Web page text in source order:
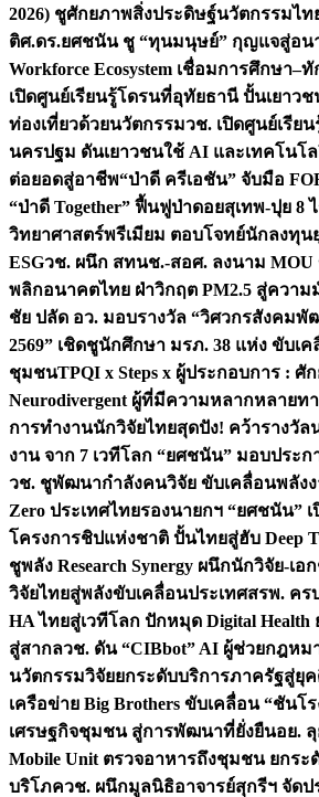
2026) ชูศักยภาพสิ่งประดิษฐ์นวัตกรรมไท
ติศ.ดร.ยศชนัน ชู “ทุนมนุษย์” กุญแจสู่อนา
Workforce Ecosystem เชื่อมการศึกษา–
เปิดศูนย์เรียนรู้โดรนที่อุทัยธานี ปั้นเยาว
ท่องเที่ยวด้วยนวัตกรรมวช. เปิดศูนย์เรีย
นครปฐม ดันเยาวชนใช้ AI และเทคโนโ
ต่อยอดสู่อาชีพ“ป่าดี ครีเอชัน” จับมือ
“ป่าดี Together” ฟื้นฟูป่าดอยสุเทพ-ปุย 8
วิทยาศาสตร์พรีเมียม ตอบโจทย์นักลงทุน
ESGวช. ผนึก สทนช.-สอศ. ลงนาม MOU
พลิกอนาคตไทย ฝ่าวิกฤต PM2.5 สู่ความ
ชัย ปลัด อว. มอบรางวัล “วิศวกรสังคม
2569” เชิดชูนักศึกษา มรภ. 38 แห่ง ขับ
ชุมชนTPQI x Steps x ผู้ประกอบการ : ศั
Neurodivergent ผู้ที่มีความหลากหลายท
การทำงานนักวิจัยไทยสุดปัง! คว้ารางวัล
งาน จาก 7 เวทีโลก “ยศชนัน” มอบประก
วช. ชูพัฒนากำลังคนวิจัย ขับเคลื่อนพลังง
Zero ประเทศไทยรองนายกฯ “ยศชนัน” เ
โครงการชิปแห่งชาติ ปั้นไทยสู่ฮับ Deep
ชูพลัง Research Synergy ผนึกนักวิจัย-เ
วิจัยไทยสู่พลังขับเคลื่อนประเทศสรพ. คร
HA ไทยสู่เวทีโลก ปักหมุด Digital
สู่สากลวช. ดัน “CIBbot” AI ผู้ช่วยกฎหม
นวัตกรรมวิจัยยกระดับบริการภาครัฐสู่ยุ
เครือข่าย Big Brothers ขับเคลื่อน “ชันโ
เศรษฐกิจชุมชน สู่การพัฒนาที่ยั่งยืนอย.
Mobile Unit ตรวจอาหารถึงชุมชน ยกร
บริโภควช. ผนึกมูลนิธิอาจารย์สุกรีฯ จัดป